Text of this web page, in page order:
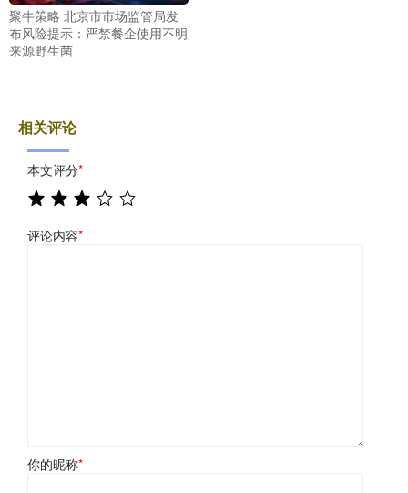
聚牛策略 北京市市场监管局发
布风险提示：严禁餐企使用不明
来源野生菌
相关评论
本文评分*
评论内容*
你的昵称*